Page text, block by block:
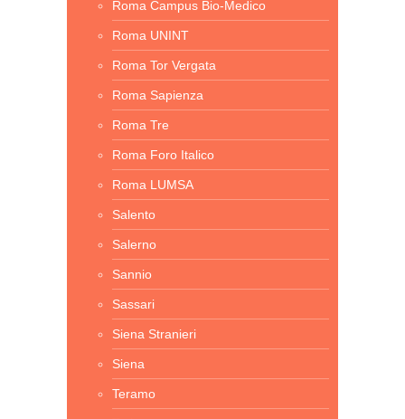
Roma Campus Bio-Medico
Roma UNINT
Roma Tor Vergata
Roma Sapienza
Roma Tre
Roma Foro Italico
Roma LUMSA
Salento
Salerno
Sannio
Sassari
Siena Stranieri
Siena
Teramo